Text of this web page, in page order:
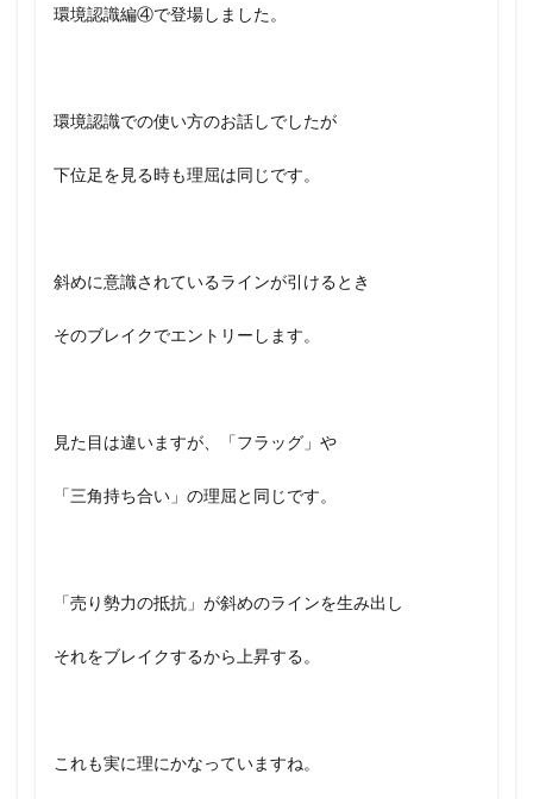
環境認識編④で登場しました。
環境認識での使い方のお話しでしたが
下位足を見る時も理屈は同じです。
斜めに意識されているラインが引けるとき
そのブレイクでエントリーします。
見た目は違いますが、「フラッグ」や
「三角持ち合い」の理屈と同じです。
「売り勢力の抵抗」が斜めのラインを生み出し
それをブレイクするから上昇する。
これも実に理にかなっていますね。